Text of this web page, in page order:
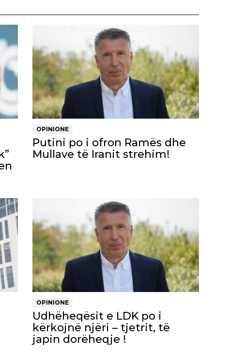
OPINIONE
Putini po i ofron Ramës dhe
Mullave të Iranit strehim!
OPINIONE
Udhëheqësit e LDK po i
kërkojnë njëri – tjetrit, të
japin dorëheqje !